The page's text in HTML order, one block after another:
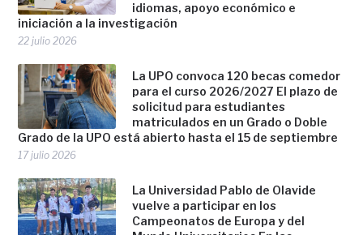
idiomas, apoyo económico e
iniciación a la investigación
22 julio 2026
La UPO convoca 120 becas comedor
para el curso 2026/2027 El plazo de
solicitud para estudiantes
matriculados en un Grado o Doble
Grado de la UPO está abierto hasta el 15 de septiembre
17 julio 2026
La Universidad Pablo de Olavide
vuelve a participar en los
Campeonatos de Europa y del